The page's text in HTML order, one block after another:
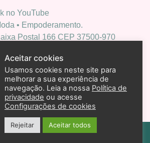
no YouTube
• Empoderamento.
Postal 166 CEP 37500-970
Extratus
Política de privacidade
Aceitar cookies
Usamos cookies neste site para
melhorar a sua experiência de
navegação. Leia a nossa Política de
privacidade ou acesse
Configurações de cookies
Rejeitar Aceitar todos